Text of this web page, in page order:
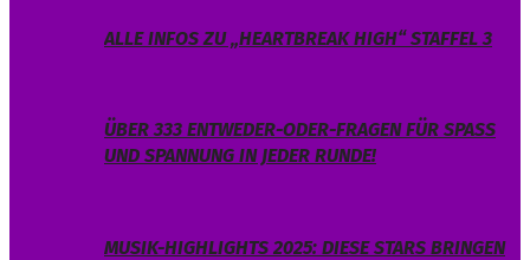
ALLE INFOS ZU „HEARTBREAK HIGH“ STAFFEL 3
ÜBER 333 ENTWEDER-ODER-FRAGEN FÜR SPASS U
ND SPANNUNG IN JEDER RUNDE!
MUSIK-HIGHLIGHTS 2025: DIESE STARS BRINGEN